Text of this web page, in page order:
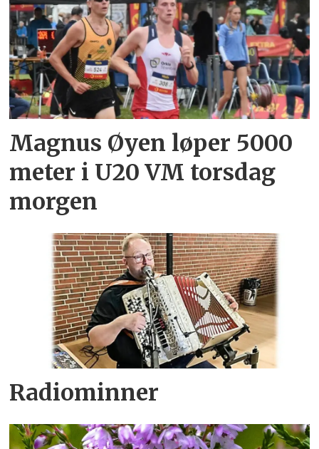
Magnus Øyen løper 5000
meter i U20 VM torsdag
morgen
Radiominner